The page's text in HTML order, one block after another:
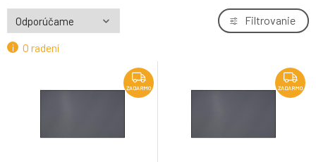
O radení
Filtrovanie
ZADARMO ZADARMO